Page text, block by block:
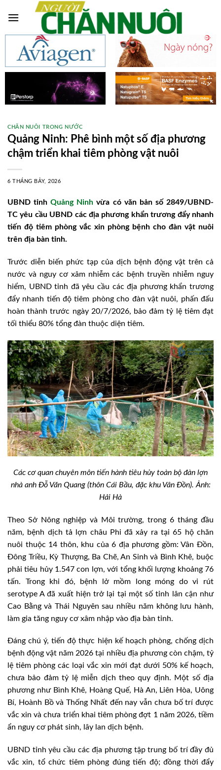
CHĂN NUÔI TRONG NƯỚC
Quảng Ninh: Phê bình một số địa phương
chậm triển khai tiêm phòng vật nuôi
6 THÁNG BẢY, 2026
UBND tỉnhQuảng Ninh vừa có văn bản số 2849/UBND-
TC yêu cầu UBND các địa phương khẩn trương đẩy nhanh
tiến độ tiêm phòng vắc xin phòng bệnh cho đàn vật nuôi
trên địa bàn tỉnh.
Trước diễn biến phức tạp của dịch bệnh động vật trên cả
nước và nguy cơ xâm nhiễm các bệnh truyền nhiễm nguy
hiểm, UBND tỉnh đã yêu cầu các địa phương khẩn trương
đẩy nhanh tiến độ tiêm phòng cho đàn vật nuôi, phấn đấu
hoàn thành trước ngày 20/7/2026, bảo đảm tỷ lệ tiêm đạt
tối thiểu 80% tổng đàn thuộc diện tiêm.
Các cơ quan chuyên môn tiến hành tiêu hủy toàn bộ đàn lợn
nhà anh Đỗ Văn Quang (thôn Cái Bầu, đặc khu Vân Đồn). Ảnh:
Hải Hà
Theo Sở Nông nghiệp và Môi trường, trong 6 tháng đầu
năm, bệnh dịch tả lợn châu Phi đã xảy ra tại 65 hộ chăn
nuôi thuộc 14 thôn, khu của 6 địa phương gồm: Vân Đồn,
Đông Triều, Kỳ Thượng, Ba Chẽ, An Sinh và Bình Khê, buộc
phải tiêu hủy 1.547 con lợn, với tổng khối lượng khoảng 76
tấn. Trong khi đó, bệnh lở mồm long móng do vi rút
serotype A đã xuất hiện trở lại tại một số tỉnh lân cận như
Cao Bằng và Thái Nguyên sau nhiều năm không lưu hành,
làm gia tăng nguy cơ xâm nhập vào địa bàn tỉnh.
Đáng chú ý, tiến độ thực hiện kế hoạch phòng, chống dịch
bệnh động vật năm 2026 tại nhiều địa phương còn chậm, tỷ
lệ tiêm phòng các loại vắc xin mới đạt dưới 50% kế hoạch,
chưa bảo đảm tỷ lệ miễn dịch theo quy định. Một số địa
phương như Bình Khê, Hoàng Quế, Hà An, Liên Hòa, Uông
Bí, Hoành Bồ và Thống Nhất đến nay vẫn chưa bố trí được
vắc xin và chưa triển khai tiêm phòng đợt 1 năm 2026, tiềm
ẩn nguy cơ phát sinh, lây lan dịch bệnh.
UBND tỉnh yêu cầu các địa phương tập trung bố trí đầy đủ
vắc xin, tổ chức tiêm phòng đúng tiến độ; đồng thời đẩy